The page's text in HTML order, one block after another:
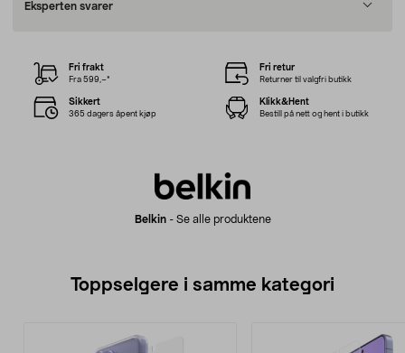
Eksperten svarer
Belkin- Se alle produktene
Fri frakt
Fra 599,–*
Fri retur
Returner til valgfri butikk
Sikkert
365 dagers åpent kjøp
Klikk&Hent
Bestill på nett og hent i butikk
Toppselgere i samme kategori